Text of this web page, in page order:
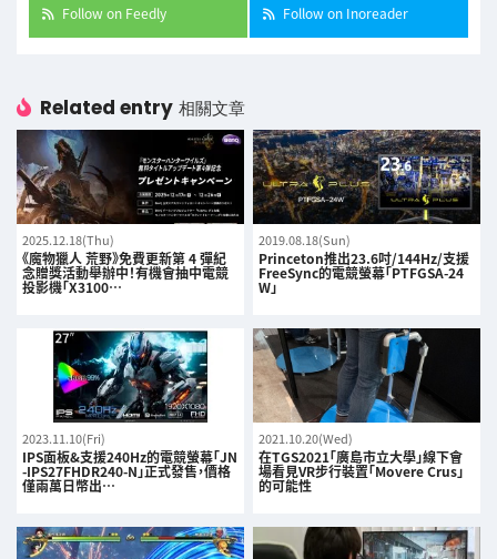
Follow on Feedly Follow on Inoreader
Related entry 相關文章
2025.12.18(Thu)
《魔物獵人 荒野》免費更新第 4 彈紀
念贈獎活動舉辦中！有機會抽中電競
投影機「X3100…
2019.08.18(Sun)
Princeton推出23.6吋/144Hz/支援
FreeSync的電競螢幕「PTFGSA-24
W」
2023.11.10(Fri)
IPS面板&支援240Hz的電競螢幕「JN
-IPS27FHDR240-N」正式發售，價格
僅兩萬日幣出…
2021.10.20(Wed)
在TGS2021「廣島市立大學」線下會
場看見VR步行裝置「Movere Crus」
的可能性